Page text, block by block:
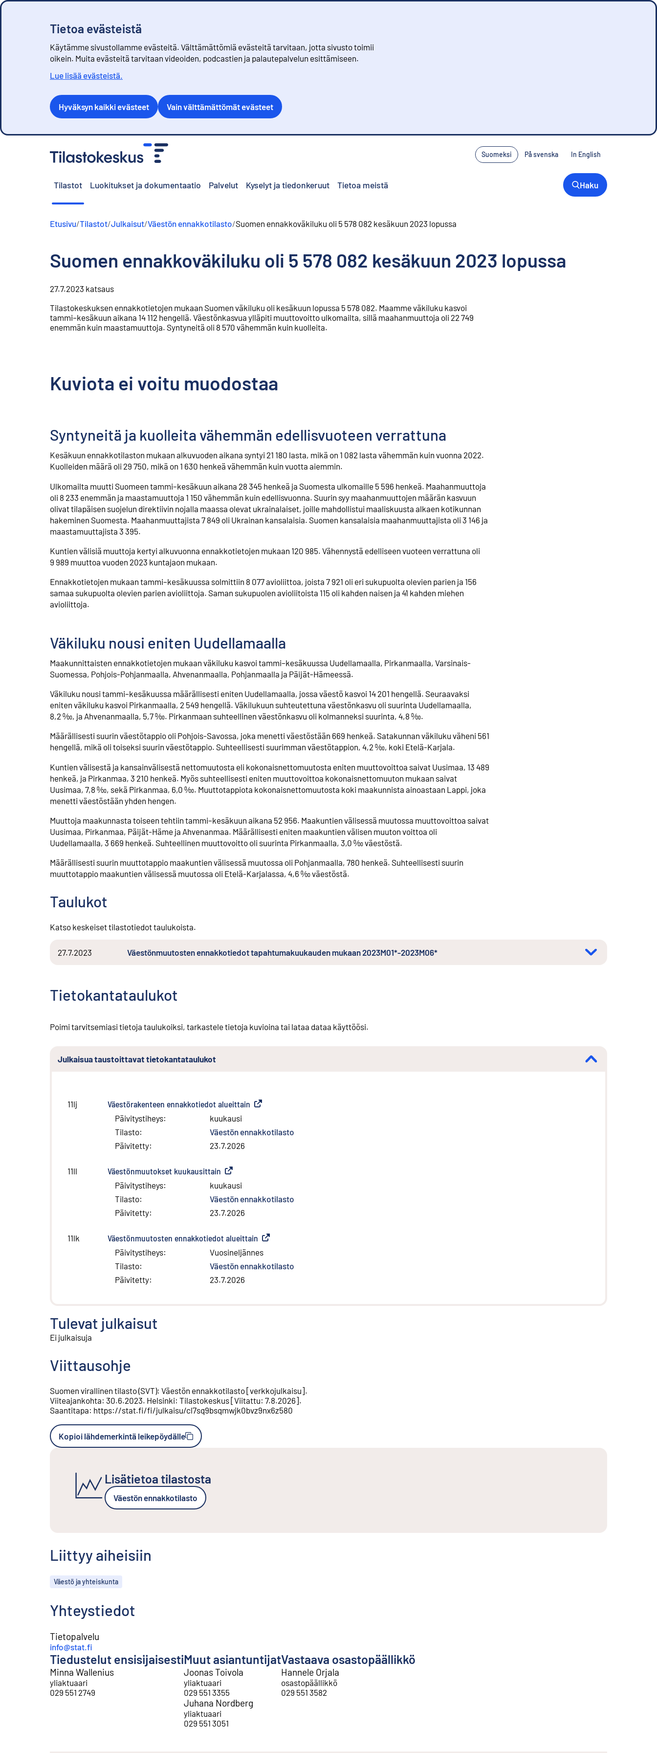
Tietoa evästeistä
Käytämme sivustollamme evästeitä. Välttämättömiä evästeitä tarvitaan, jotta sivusto toimii
oikein. Muita evästeitä tarvitaan videoiden, podcastien ja palautepalvelun esittämiseen.
Lue lisää evästeistä.
Hyväksyn kaikki evästeet Vain välttämättömät evästeet
Suomeksi På svenska In English
Tilastot Luokitukset ja dokumentaatio Palvelut Kyselyt ja tiedonkeruut Tietoa meistä Haku
Etusivu/Tilastot/Julkaisut/Väestön ennakkotilasto/Suomen ennakkoväkiluku oli 5 578 082 kesäkuun 2023 lopussa
Suomen ennakkoväkiluku oli 5 578 082 kesäkuun 2023 lopussa
27.7.2023 katsaus
Tilastokeskuksen ennakkotietojen mukaan Suomen väkiluku oli kesäkuun lopussa 5 578 082. Maamme väkiluku kasvoi
tammi–kesäkuun aikana 14 112 hengellä. Väestönkasvua ylläpiti muuttovoitto ulkomailta, sillä maahanmuuttoja oli 22 749
enemmän kuin maastamuuttoja. Syntyneitä oli 8 570 vähemmän kuin kuolleita.
Kuviota ei voitu muodostaa
Syntyneitä ja kuolleita vähemmän edellisvuoteen verrattuna
Kesäkuun ennakkotilaston mukaan alkuvuoden aikana syntyi 21 180 lasta, mikä on 1 082 lasta vähemmän kuin vuonna 2022.
Kuolleiden määrä oli 29 750, mikä on 1 630 henkeä vähemmän kuin vuotta aiemmin.
Ulkomailta muutti Suomeen tammi–kesäkuun aikana 28 345 henkeä ja Suomesta ulkomaille 5 596 henkeä. Maahanmuuttoja
oli 8 233 enemmän ja maastamuuttoja 1 150 vähemmän kuin edellisvuonna. Suurin syy maahanmuuttojen määrän kasvuun
olivat tilapäisen suojelun direktiivin nojalla maassa olevat ukrainalaiset, joille mahdollistui maaliskuusta alkaen kotikunnan
hakeminen Suomesta. Maahanmuuttajista 7 849 oli Ukrainan kansalaisia. Suomen kansalaisia maahanmuuttajista oli 3 146 ja
maastamuuttajista 3 395.
Kuntien välisiä muuttoja kertyi alkuvuonna ennakkotietojen mukaan 120 985. Vähennystä edelliseen vuoteen verrattuna oli
9 989 muuttoa vuoden 2023 kuntajaon mukaan.
Ennakkotietojen mukaan tammi–kesäkuussa solmittiin 8 077 avioliittoa, joista 7 921 oli eri sukupuolta olevien parien ja 156
samaa sukupuolta olevien parien avioliittoja. Saman sukupuolen avioliitoista 115 oli kahden naisen ja 41 kahden miehen
avioliittoja.
Väkiluku nousi eniten Uudellamaalla
Maakunnittaisten ennakkotietojen mukaan väkiluku kasvoi tammi–kesäkuussa Uudellamaalla, Pirkanmaalla, Varsinais-
Suomessa, Pohjois-Pohjanmaalla, Ahvenanmaalla, Pohjanmaalla ja Päijät-Hämeessä.
Väkiluku nousi tammi–kesäkuussa määrällisesti eniten Uudellamaalla, jossa väestö kasvoi 14 201 hengellä. Seuraavaksi
eniten väkiluku kasvoi Pirkanmaalla, 2 549 hengellä. Väkilukuun suhteutettuna väestönkasvu oli suurinta Uudellamaalla,
8,2 ‰, ja Ahvenanmaalla, 5,7 ‰. Pirkanmaan suhteellinen väestönkasvu oli kolmanneksi suurinta, 4,8 ‰.
Määrällisesti suurin väestötappio oli Pohjois-Savossa, joka menetti väestöstään 669 henkeä. Satakunnan väkiluku väheni 561
hengellä, mikä oli toiseksi suurin väestötappio. Suhteellisesti suurimman väestötappion, 4,2 ‰, koki Etelä-Karjala.
Kuntien välisestä ja kansainvälisestä nettomuutosta eli kokonaisnettomuutosta eniten muuttovoittoa saivat Uusimaa, 13 489
henkeä, ja Pirkanmaa, 3 210 henkeä. Myös suhteellisesti eniten muuttovoittoa kokonaisnettomuuton mukaan saivat
Uusimaa, 7,8 ‰, sekä Pirkanmaa, 6,0 ‰. Muuttotappiota kokonaisnettomuutosta koki maakunnista ainoastaan Lappi, joka
menetti väestöstään yhden hengen.
Muuttoja maakunnasta toiseen tehtiin tammi–kesäkuun aikana 52 956. Maakuntien välisessä muutossa muuttovoittoa saivat
Uusimaa, Pirkanmaa, Päijät-Häme ja Ahvenanmaa. Määrällisesti eniten maakuntien välisen muuton voittoa oli
Uudellamaalla, 3 669 henkeä. Suhteellinen muuttovoitto oli suurinta Pirkanmaalla, 3,0 ‰ väestöstä.
Määrällisesti suurin muuttotappio maakuntien välisessä muutossa oli Pohjanmaalla, 780 henkeä. Suhteellisesti suurin
muuttotappio maakuntien välisessä muutossa oli Etelä-Karjalassa, 4,6 ‰ väestöstä.
Taulukot
Katso keskeiset tilastotiedot taulukoista.
27.7.2023 Väestönmuutosten ennakkotiedot tapahtumakuukauden mukaan 2023M01*-2023M06*
Tietokantataulukot
Poimi tarvitsemiasi tietoja taulukoiksi, tarkastele tietoja kuvioina tai lataa dataa käyttöösi.
Julkaisua taustoittavat tietokantataulukot
11lj Väestörakenteen ennakkotiedot alueittain Ulkoinen linkki
Päivitystiheys:
kuukausi
Tilasto:
Väestön ennakkotilasto
Päivitetty: 23.7.2026
11ll Väestönmuutokset kuukausittain Ulkoinen linkki
Päivitystiheys:
kuukausi
Tilasto:
Väestön ennakkotilasto
Päivitetty: 23.7.2026
11lk Väestönmuutosten ennakkotiedot alueittain Ulkoinen linkki
Päivitystiheys:
Vuosineljännes
Tilasto:
Väestön ennakkotilasto
Päivitetty: 23.7.2026
Tulevat julkaisut
Ei julkaisuja
Viittausohje
Suomen virallinen tilasto (SVT): Väestön ennakkotilasto[verkkojulkaisu].
Viiteajankohta: 30.6.2023. Helsinki: Tilastokeskus[Viitattu: 7.8.2026].
Saantitapa: https://stat.fi/fi/julkaisu/cl7sq9bsqmwjk0bvz9nx6z580
Kopioi lähdemerkintä leikepöydälle
Lisätietoa tilastosta
Väestön ennakkotilasto
Liittyy aiheisiin
Aiheet
Väestö ja yhteiskunta
Yhteystiedot
Tietopalvelu
info@stat.fi
Tiedustelut ensisijaisesti
Minna Wallenius
yliaktuaari
029 551 2749
Muut asiantuntijat
Joonas Toivola
yliaktuaari
029 551 3355
Juhana Nordberg
yliaktuaari
029 551 3051
Vastaava osastopäällikkö
Hannele Orjala
osastopäällikkö
029 551 3582